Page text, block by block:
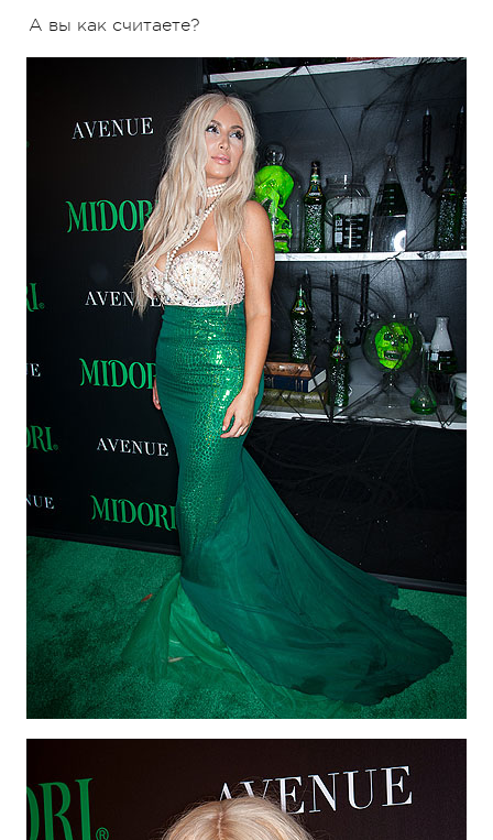
А вы как считаете?